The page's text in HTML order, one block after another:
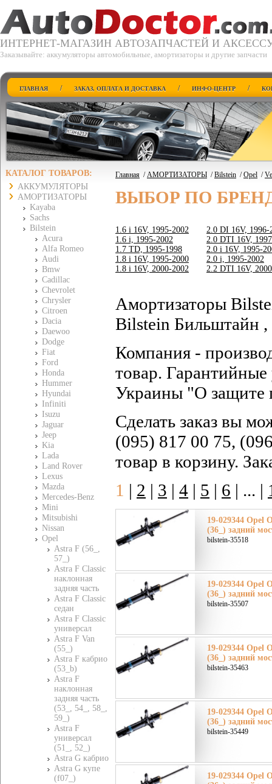
ИНТЕРНЕТ-МАГАЗИН АВТОЗАПЧАСТЕЙ И
Заказывайте: аккумуляторы автомобильные, амортизаторы и другие запчасти
ГЛАВНАЯ / ЗАКАЗ, ОПЛАТА И ДОСТАВКА / ИНФО-ЦЕНТР /
КАТАЛОГ ТОВАРОВ:
АККУМУЛЯТОРЫ
АМОРТИЗАТОРЫ
Kayaba
Sachs
Bilstein
Acura
Alfa Romeo
Audi
Bmw
Cadillac
Chevrolet
Chrysler
Citroen
Dacia
Daewoo
Dodge
Fiat
Ford
Honda
Hummer
Hyundai
Infiniti
Isuzu
Jaguar
Jeep
Kia
Lada
Land Rover
Lexus
Mazda
Mercedes-Benz
Mini
Mitsubishi
Nissan
Opel
Astra F (56_,
57_)
Astra F Classic
наклонная
задняя часть
Astra F Classic
седан
Astra F Classic
универсал
Astra F Van
(55_)
Astra F кабрио
(53_b)
Astra F
наклонная
задняя часть
(53_, 54_, 58_,
59_)
Astra F
универсал
(51_, 52_)
Astra G кабрио
Astra G купе
(f07_)
Главная /АМОРТИЗАТОРЫ /Bilstein /Opel /
ВЫБОР ПО
1.6 i 16V, 1995-2002
1.6 i, 1995-2002
1.7 TD, 1995-1998
1.8 i 16V, 1995-2000
1.8 i 16V, 2000-2002
2.0 DI 16V, 1996-
2.0 DTI 16V,
2.0 i 16V, 1995-
2.0 i, 1995-2002
2.2 DTI 16V,
Амортизаторы
Bilstein Бильштайн ,
Компания -
товар. Гарантийные
Украины "О защите
Сделать заказ вы
(095) 817 00 75,
товар в корзину.
1 | 2 | 3 | 4 | 5 | 6 | ... |
19-029344 Opel
(36_) задний
bilstein-35518
19-029344 Opel
(36_) задний
bilstein-35507
19-029344 Opel
(36_) задний
bilstein-35463
19-029344 Opel
(36_) задний
bilstein-35449
19-029344 Opel